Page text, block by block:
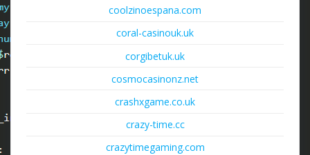
coolzinoespana.com
coral-casinouk.uk
corgibetuk.uk
cosmocasinonz.net
crashxgame.co.uk
crazy-time.cc
crazytimegaming.com